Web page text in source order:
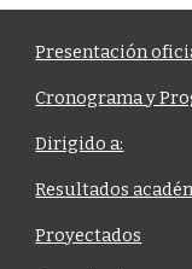
Presentación
Cronograma y
Dirigido a:
Resultados
Proyectados